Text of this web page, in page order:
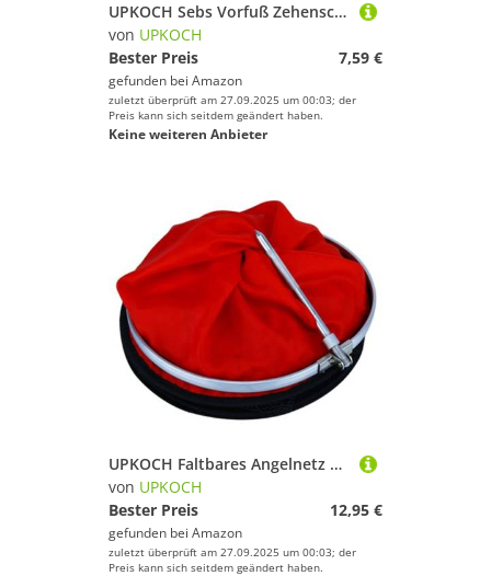
UPKOCH Sebs Vorfuß Zehenschutz Elastische Verschleißfeste Ballett Zehenkappen Atmungsaktive Polsterung Komfortable Schutzabdeckung für Spitzenschuhe und Tanzschuhe Ballettgeeignet
von UPKOCH
Bester Preis
7,59 €
gefunden bei Amazon
zuletzt überprüft am 27.09.2025 um 00:03; der
Preis kann sich seitdem geändert haben.
Keine weiteren Anbieter
UPKOCH Faltbares Angelnetz Nylon Schnell Trocknend Fischschutznetz mit Tiefen Maschen Design für Fischfang und Fischaufbewahrung Leicht und Kompakt für Krabben Garnelen Hummer und
von UPKOCH
Bester Preis
12,95 €
gefunden bei Amazon
zuletzt überprüft am 27.09.2025 um 00:03; der
Preis kann sich seitdem geändert haben.